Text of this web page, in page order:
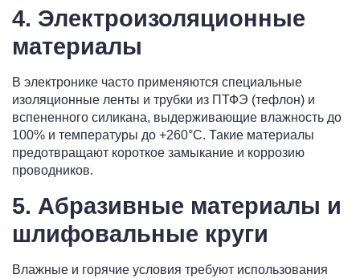
4. Электроизоляционные
материалы
В электронике часто применяются специальные
изоляционные ленты и трубки из ПТФЭ (тефлон) и
вспененного силикана, выдерживающие влажность до
100% и температуры до +260°C. Такие материалы
предотвращают короткое замыкание и коррозию
проводников.
5. Абразивные материалы и
шлифовальные круги
Влажные и горячие условия требуют использования